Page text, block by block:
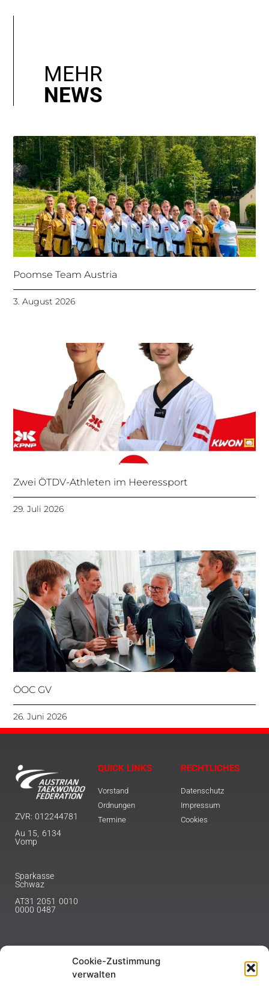
Cookie-Zustimmung
verwalten
MEHR
NEWS
Poomse Team Austria
3. August 2026
Zwei ÖTDV-Athleten im Heeressport
29. Juli 2026
ÖOC GV
26. Juni 2026
ZVR: 012244781
Au 15, 6134
Vomp
Sparkasse
Schwaz
AT31 2051 0010
0000 0487
QUICK LINKS
Vorstand
Ordnungen
Termine
RECHTLICHES
Datenschutz
Impressum
Cookies